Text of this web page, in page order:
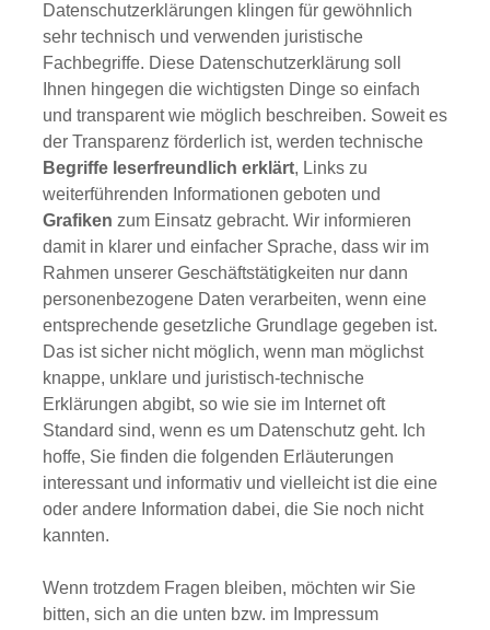
Datenschutzerklärungen klingen für gewöhnlich
sehr technisch und verwenden juristische
Fachbegriffe. Diese Datenschutzerklärung soll
Ihnen hingegen die wichtigsten Dinge so einfach
und transparent wie möglich beschreiben. Soweit es
der Transparenz förderlich ist, werden technische
Begriffe leserfreundlich erklärt, Links zu
weiterführenden Informationen geboten und
Grafiken zum Einsatz gebracht. Wir informieren
damit in klarer und einfacher Sprache, dass wir im
Rahmen unserer Geschäftstätigkeiten nur dann
personenbezogene Daten verarbeiten, wenn eine
entsprechende gesetzliche Grundlage gegeben ist.
Das ist sicher nicht möglich, wenn man möglichst
knappe, unklare und juristisch-technische
Erklärungen abgibt, so wie sie im Internet oft
Standard sind, wenn es um Datenschutz geht. Ich
hoffe, Sie finden die folgenden Erläuterungen
interessant und informativ und vielleicht ist die eine
oder andere Information dabei, die Sie noch nicht
kannten.
Wenn trotzdem Fragen bleiben, möchten wir Sie
bitten, sich an die unten bzw. im Impressum